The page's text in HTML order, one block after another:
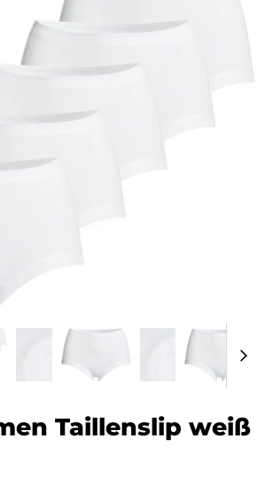
Taillenslip weiß